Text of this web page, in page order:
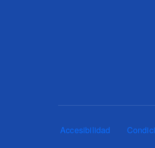
Pie de página
Accesibilidad